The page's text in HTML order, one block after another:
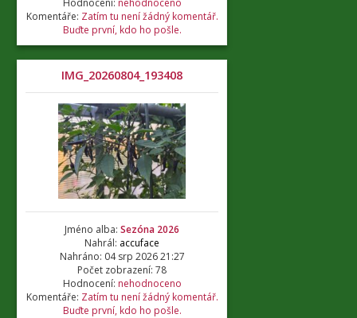
Hodnocení: nehodnoceno
Komentáře: Zatím tu není žádný komentář.
Buďte první, kdo ho pošle.
IMG_20260804_193408
Jméno alba: Sezóna 2026
Nahrál: accuface
Nahráno: 04 srp 2026 21:27
Počet zobrazení: 78
Hodnocení: nehodnoceno
Komentáře: Zatím tu není žádný komentář.
Buďte první, kdo ho pošle.